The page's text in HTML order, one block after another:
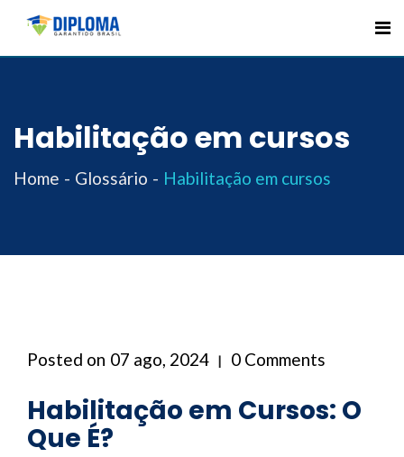
Skip
Habilitação em cursos
Home Glossário Habilitação em cursos
Posted on 07 ago, 2024 0 Comments
Habilitação em Cursos: O
Que É?